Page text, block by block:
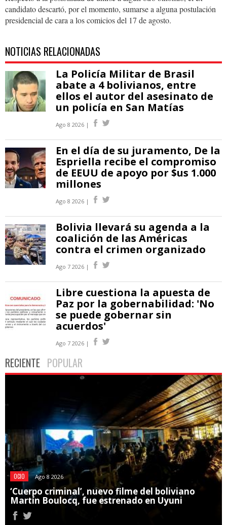
candidato descartó, por el momento, sumarse a alguna postulación
presidencial de cara a los comicios del 17 de agosto.
NOTICIAS RELACIONADAS
La Policía Militar de Brasil
abate a 4 bolivianos, entre
ellos el autor del asesinato de
un policía en San Matías
Ago 8 2026 |
En el día de su juramento, De la
Espriella recibe el compromiso
de EEUU de apoyo por $us 1.000
millones
Ago 8 2026 |
Bolivia llevará su agenda a la
coalición de las Américas
contra el crimen organizado
Ago 7 2026 |
Libre cuestiona la apuesta de
Paz por la gobernabilidad: 'No
se puede gobernar sin
acuerdos'
Ago 7 2026 |
RECIENTE POPULAR
OCIO Ago 8 2026
‘Cuerpo criminal’, nuevo filme del boliviano
Martín Boulocq, fue estrenado en Uyuni